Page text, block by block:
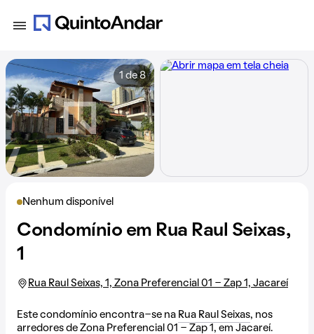
Nenhum disponível
Condomínio em Rua Raul Seixas,
1
Rua Raul Seixas, 1, Zona Preferencial 01 - Zap 1, Jacareí
Este condomínio encontra-se na Rua Raul Seixas, nos
arredores de Zona Preferencial 01 - Zap 1 , em Jacareí.
1 de 8